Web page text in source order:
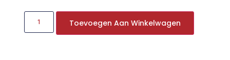
Toevoegen Aan Winkelwagen